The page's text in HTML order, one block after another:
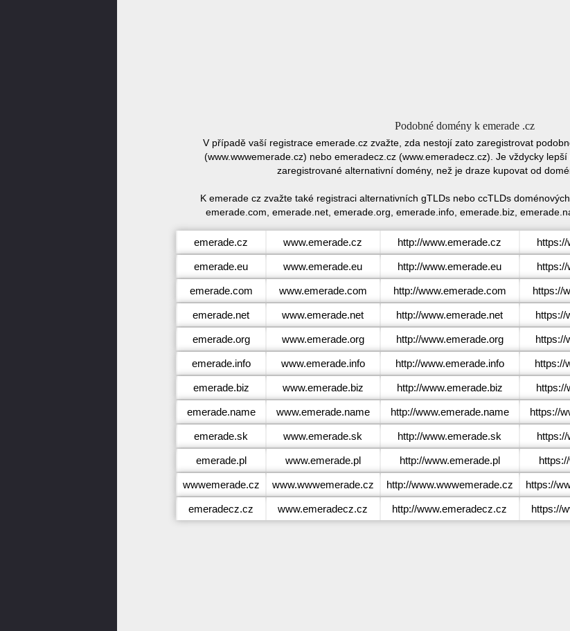
Podobné domény k emerade .cz
V případě vaší registrace emerade.cz zvažte, zda nestojí zato zaregistrovat
(www.wwwemerade.cz) nebo emeradecz.cz (www.emeradecz.cz). Je vždycky
zaregistrované alternativní domény, než je draze kupovat od
K emerade cz zvažte také registraci alternativních gTLDs nebo ccTLDs
emerade.com, emerade.net, emerade.org, emerade.info, emerade.biz,
emerade.cz www.emerade.cz http://www.emerade.cz
emerade.eu www.emerade.eu http://www.emerade.eu
emerade.com www.emerade.com http://www.emerade.com https://
emerade.net www.emerade.net http://www.emerade.net https://
emerade.org www.emerade.org http://www.emerade.org https://
emerade.info www.emerade.info http://www.emerade.info https://
emerade.biz www.emerade.biz http://www.emerade.biz https://
emerade.name www.emerade.name http://www.emerade.name https://
emerade.sk www.emerade.sk http://www.emerade.sk
emerade.pl www.emerade.pl http://www.emerade.pl
wwwemerade.cz www.wwwemerade.cz http://www.wwwemerade.cz https://
emeradecz.cz www.emeradecz.cz http://www.emeradecz.cz https://